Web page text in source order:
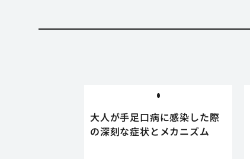
大人が手足口病に感染した際
の深刻な症状とメカニズム